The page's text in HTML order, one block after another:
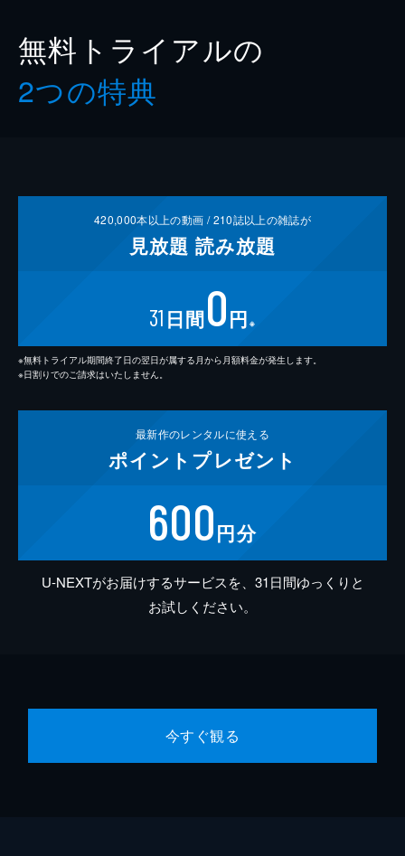
無料トライアルの
2つの特典
420,000本以上の動画 /210誌以上の雑誌が
見放題 読み放題
31 日間0円 ※
※無料トライアル期間終了日の翌日が属する月から月額料金が発生します。
※日割りでのご請求はいたしません。
最新作のレンタルに使える
ポイント プレゼント
600円分
U-NEXTがお届けするサービスを、31日間ゆっくりと
お試しください。
今すぐ観る